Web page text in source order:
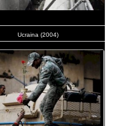
Ucraina (2004)